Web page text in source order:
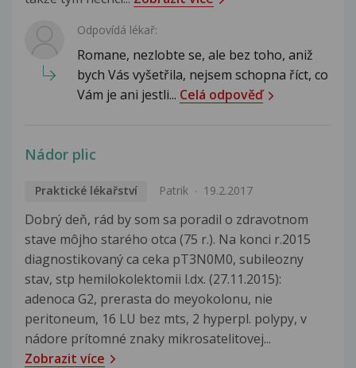
Odpovídá lékař:
Romane, nezlobte se, ale bez toho, aniž
bych Vás vyšetřila, nejsem schopna říct, co
Vám je ani jestli... Celá odpověď
Nádor plic
Praktické lékařství Patrik 19.2.2017
Dobrý deň, rád by som sa poradil o zdravotnom
stave môjho starého otca (75 r.). Na konci r.2015
diagnostikovaný ca ceka pT3N0M0, subileozny
stav, stp hemilokolektomii l.dx. (27.11.2015):
adenoca G2, prerasta do meyokolonu, nie
peritoneum, 16 LU bez mts, 2 hyperpl. polypy, v
nádore prítomné znaky mikrosatelitovej...
Zobrazit více